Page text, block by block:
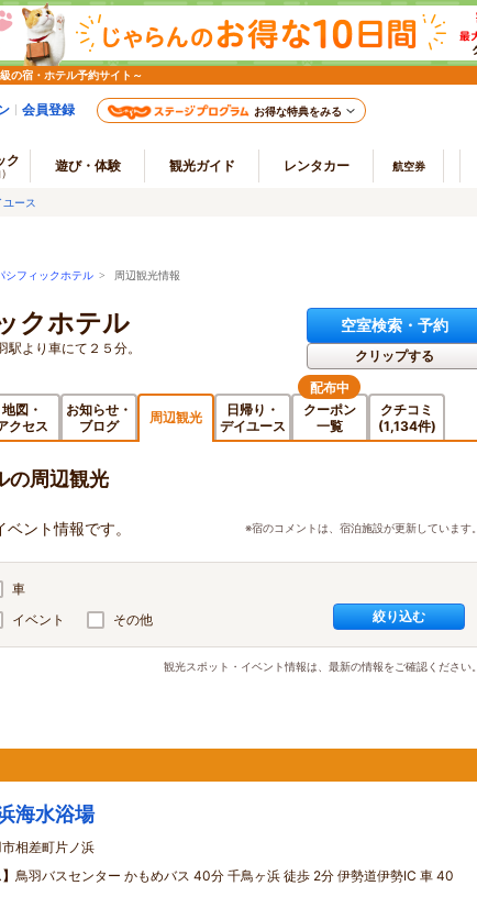
の宿・ホテル予約サイト～
会員登録 お得な特典をみる
ク 遊び・体験 観光ガイド レンタカー 航空券
ース
フィックホテル > 周辺観光情報
クホテル
より車にて２５分。
空室検索・予約
クリップする
地図・
クセス
お知らせ・
ブログ
周辺観光
日帰り・
デイユース
クーポン
一覧
配布中
クチコミ
(1,134件)
の周辺観光
ント情報です。 ※宿のコメントは、宿泊施設が更新しています。
車
イベント その他 絞り込む
観光スポット・イベント情報は、最新の情報をご確認ください。
海水浴場
相差町片ノ浜
鳥羽バスセンター かもめバス 40分 千鳥ヶ浜 徒歩 2分 伊勢道伊勢IC 車 40